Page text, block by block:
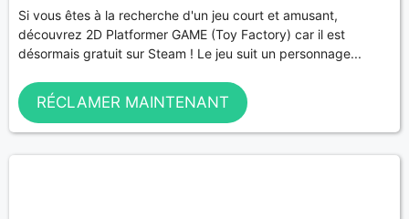
Si vous êtes à la recherche d'un jeu court et amusant,
découvrez 2D Platformer GAME (Toy Factory) car il est
désormais gratuit sur Steam ! Le jeu suit un personnage...
RÉCLAMER MAINTENANT